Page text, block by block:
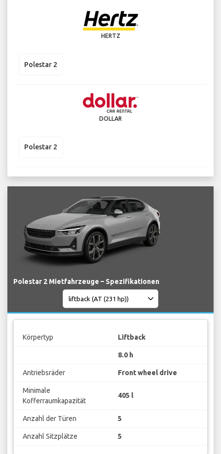
HERTZ
Polestar 2
DOLLAR
Polestar 2
Polestar 2 Mietfahrzeuge – Spezifikationen
Körpertyp Liftback
8.0 h
Antriebsräder Front wheel drive
Minimale
Kofferraumkapazität
405 l
Anzahl der Türen 5
Anzahl Sitzplätze 5